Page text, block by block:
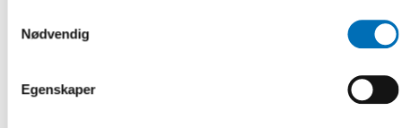
Nødvendig
Egenskaper
och forskning möts.
Vaksala torg 1